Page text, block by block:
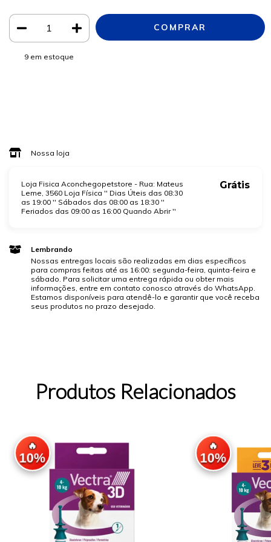
9 em estoque
Nossa loja
Loja Fisica Aconchegopetstore - Rua: Mateus
Leme, 3560 Loja Física '' Dias Úteis das 08:30
as 19:00 '' Sábados das 08:00 as 18:30 ''
Feriados das 09:00 as 16:00 Quando Abrir ''
Grátis
Lembrando
Nossas entregas locais são realizadas em dias específicos
para compras feitas até as 16:00: segunda-feira, quinta-feira e
sábado. Para solicitar uma entrega rápida ou obter mais
informações, entre em contato conosco através do WhatsApp.
Estamos disponíveis para atendê-lo e garantir que você receba
seus produtos no prazo desejado.
Produtos Relacionados
🔥
10%
🔥
10%